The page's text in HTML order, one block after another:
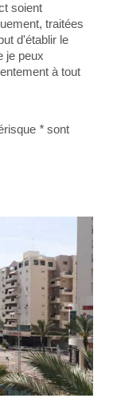
soient
traitées
d'établir le
je peux
à tout
* sont